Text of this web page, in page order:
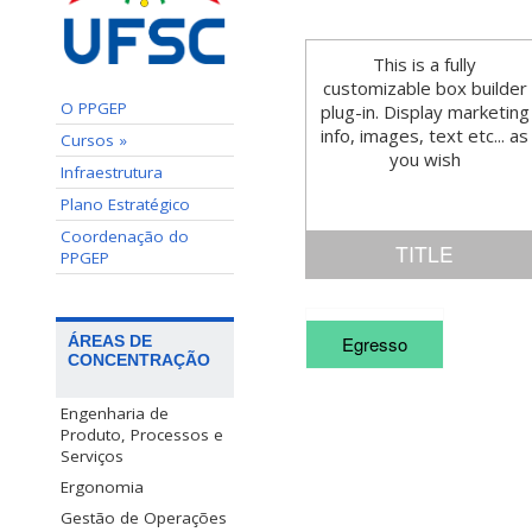
O PPGEP
Cursos »
Infraestrutura
Plano Estratégico
Coordenação do
PPGEP
ÁREAS DE
CONCENTRAÇÃO
Engenharia de
Produto, Processos e
Serviços
Ergonomia
Gestão de Operações
This is a fully
customizable box builder
plug-in. Display marketing
info, images, text etc... as
you wish
TITLE
This is a fully
customizable box
builder plug-in. Display
Egresso